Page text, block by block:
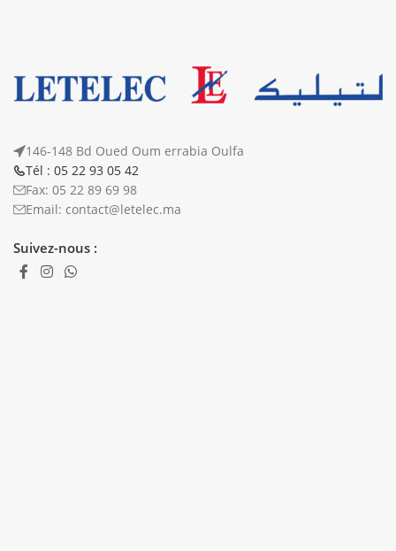
146-148 Bd Oued Oum errabia Oulfa
Tél : 05 22 93 05 42
Fax: 05 22 89 69 98
Email: contact@letelec.ma
Suivez-nous :